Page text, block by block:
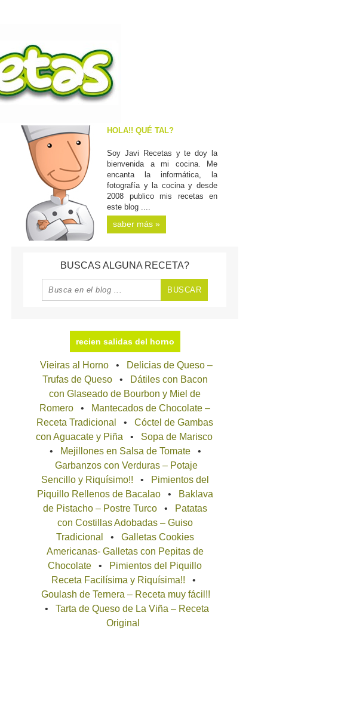
HOLA!! QUÉ TAL?
Soy Javi Recetas y te doy la
bienvenida a mi cocina. Me
encanta la informática, la
fotografía y la cocina y desde
2008 publico mis recetas en
este blog ....
saber más »
BUSCAS ALGUNA RECETA?
recien salidas del horno
Vieiras al Horno
Delicias de Queso –
Trufas de Queso
Dátiles con Bacon
con Glaseado de Bourbon y Miel de
Romero
Mantecados de Chocolate –
Receta Tradicional
Cóctel de Gambas
con Aguacate y Piña
Sopa de Marisco
Mejillones en Salsa de Tomate
Garbanzos con Verduras – Potaje
Sencillo y Riquísimo!!
Pimientos del
Piquillo Rellenos de Bacalao
Baklava
de Pistacho – Postre Turco
Patatas
con Costillas Adobadas – Guiso
Tradicional
Galletas Cookies
Americanas- Galletas con Pepitas de
Chocolate
Pimientos del Piquillo
Receta Facilísima y Riquísima!!
Goulash de Ternera – Receta muy fácil!!
Tarta de Queso de La Viña – Receta
Original